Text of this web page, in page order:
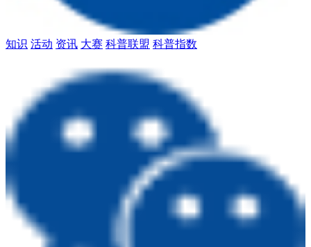
知识 活动 资讯 大赛 科普联盟 科普指数